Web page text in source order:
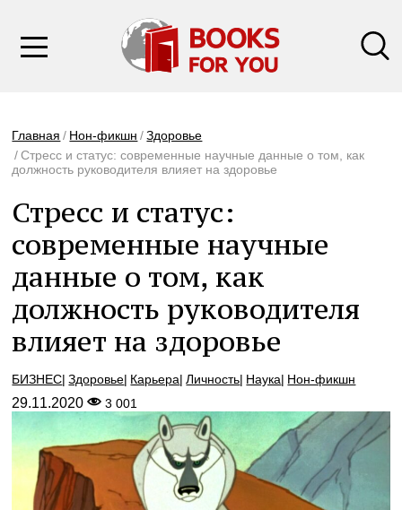
Главная Нон-фикшн
Здоровье
Стресс и статус: современные научные данные о том, как
должность руководителя влияет на здоровье
Стресс и статус:
современные научные
данные о том, как
должность руководителя
влияет на здоровье
БИЗНЕС Здоровье Карьера Личность Наука Нон-фикшн
29.11.2020 3 001